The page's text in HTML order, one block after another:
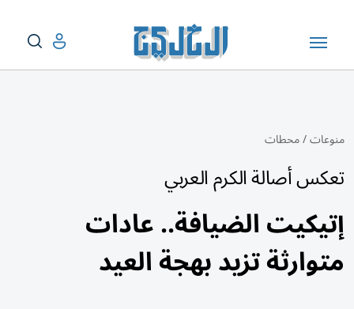
منوعات/محطات
تعكس أصالة الكرم العربي
إتيكيت الضيافة.. عادات
متوارثة تزيد بهجة العيد